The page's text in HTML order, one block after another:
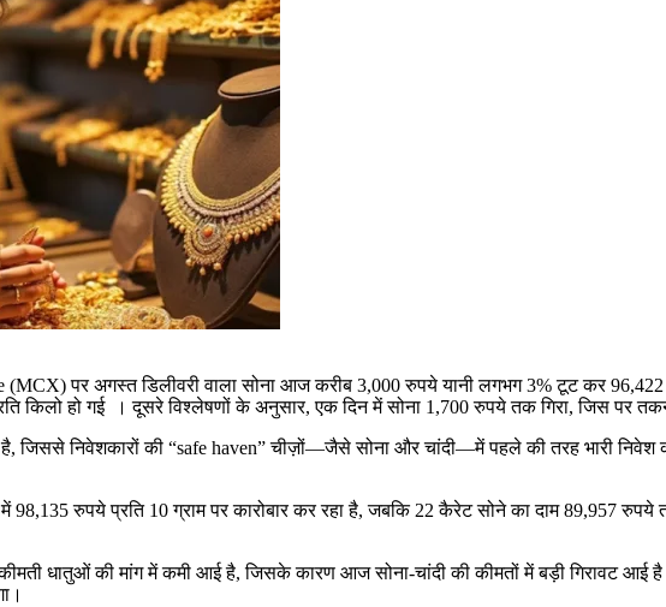
पर अगस्त डिलीवरी वाला सोना आज करीब 3,000 रुपये यानी लगभग 3% टूट कर 96,422
किलो हो गई । दूसरे विश्लेषणों के अनुसार, एक दिन में सोना 1,700 रुपये तक गिरा, जिस पर
है, जिससे निवेशकारों की “safe haven” चीज़ों—जैसे सोना और चांदी—में पहले की तरह भारी
98,135 रुपये प्रति 10 ग्राम पर कारोबार कर रहा है, जबकि 22 कैरेट सोने का दाम 89,957
कीमती धातुओं की मांग में कमी आई है, जिसके कारण आज सोना-चांदी की कीमतों में बड़ी गिरावट आई